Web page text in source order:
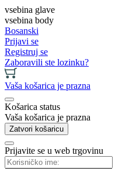
vsebina glave
vsebina body
Bosanski
Prijavi se
Registruj se
Zaboravili ste lozinku?
Vaša košarica je prazna
Košarica status
Vaša košarica je prazna
Zatvori košaricu
Prijavite se u web trgovinu